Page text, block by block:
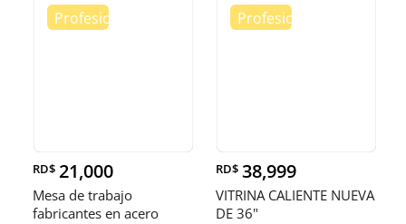
RD$ 21,000
Mesa de trabajo
fabricantes en acero
RD$ 38,999
VITRINA CALIENTE NUEVA
DE 36"